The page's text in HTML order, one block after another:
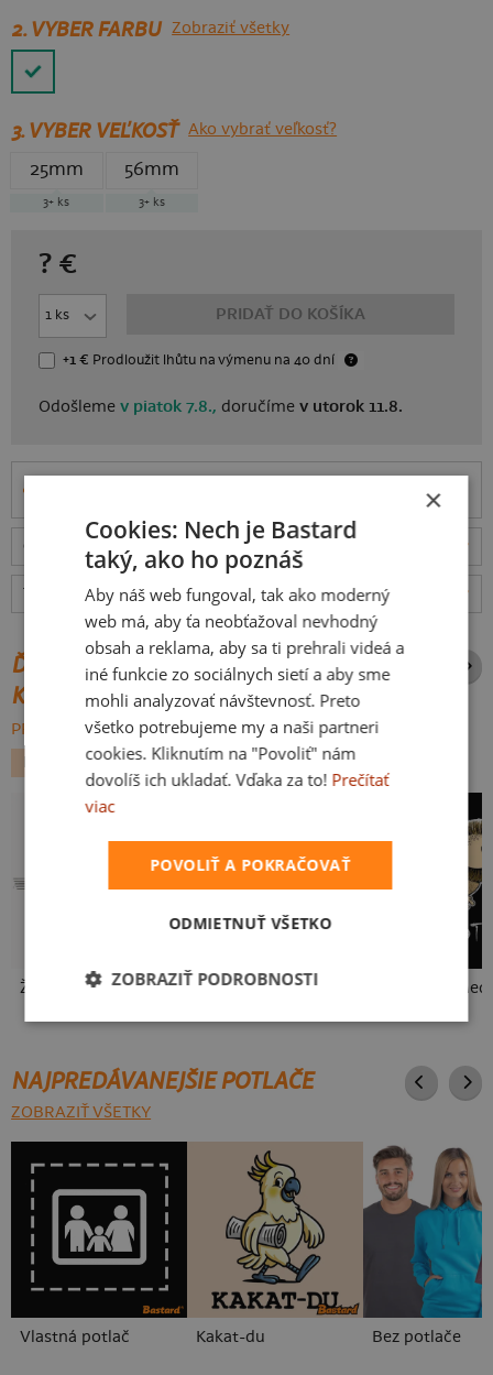
2. VYBER FARBU Zobraziť všetky
3.VYBER VEĽKOSŤ Ako vybrať veľkosť?
25mm
3+ ks
56mm
3+ ks
? €
PRIDAŤ DO KOŠÍKA
+1 € Prodloužit lhůtuna výmenu na 40 dní
Odošlemev piatok 7.8., doručímev utorok 11.8.
v piatok 7.8., doručíme v utorok 11.8.
Tabuľka veľkostí : Akú vybrať? rozmery
ĎALŠIE POTLAČE Z ROVNAKEJ
KATEGÓRIE
PREHĽADÁVAŤ VŠETKO:
HUDBA
Žijem muzikou Punks Not Dead Punks Not Med
NAJPREDÁVANEJŠIE POTLAČE
ZOBRAZIŤ VŠETKY
Vlastná potlač Kakat-du Bez potlače
×
Cookies: Nech je Bastard
taký, ako ho poznáš
Aby náš web fungoval, tak ako moderný
web má, aby ťa neobťažoval nevhodný
obsah a reklama, aby sa ti prehrali videá a
iné funkcie zo sociálnych sietí a aby sme
mohli analyzovať návštevnosť. Preto
všetko potrebujeme my a naši partneri
cookies. Kliknutím na "Povoliť" nám
dovolíš ich ukladať. Vďaka za to! Prečítať
viac
POVOLIŤ A POKRAČOVAŤ
ODMIETNUŤ VŠETKO
ZOBRAZIŤ PODROBNOSTI